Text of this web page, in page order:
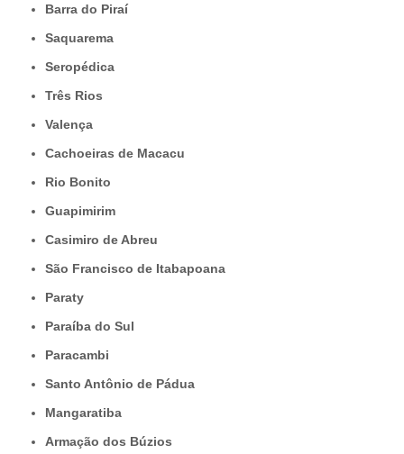
Barra do Piraí
Saquarema
Seropédica
Três Rios
Valença
Cachoeiras de Macacu
Rio Bonito
Guapimirim
Casimiro de Abreu
São Francisco de Itabapoana
Paraty
Paraíba do Sul
Paracambi
Santo Antônio de Pádua
Mangaratiba
Armação dos Búzios